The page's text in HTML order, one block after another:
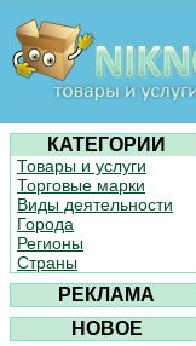
КАТЕГОРИИ
Товары и услуги
Торговые марки
Виды деятельности
Города
Регионы
Страны
РЕКЛАМА
НОВОЕ